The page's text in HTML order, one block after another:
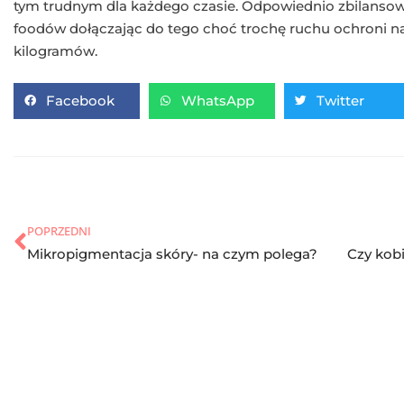
tym trudnym dla każdego czasie. Odpowiednio
foodów dołączając do tego choć trochę ruchu ochroni
kilogramów.
Facebook WhatsApp Twitter
POPRZEDNI
Mikropigmentacja skóry- na czym polega?